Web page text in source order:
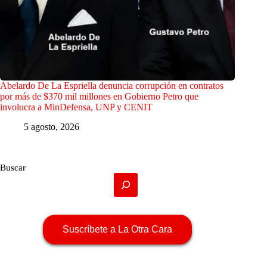
Abelardo De La Espriella denuncia corrupción en contratos
por más de $370 mil millones en Gobierno Petro que
involucra a MinDefensa, UNP y CENIT
5 agosto, 2026
Buscar
Suscríbete a La Otra Cara